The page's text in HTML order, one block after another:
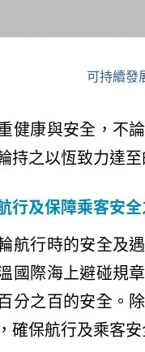
可持續發
健康與安全，不
持之以恆致力達至
行及保障乘客安
航行時的安全及
國際海上避碰規
分之百的安全。
確保航行及乘客安